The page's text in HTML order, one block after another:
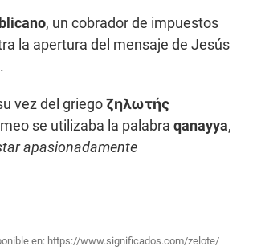
, un cobrador de impuestos
la apertura del mensaje de Jesús
vez del griegoζηλωτής
se utilizaba la palabra qanayya,
apasionadamente
en: https://www.significados.com/zelote/